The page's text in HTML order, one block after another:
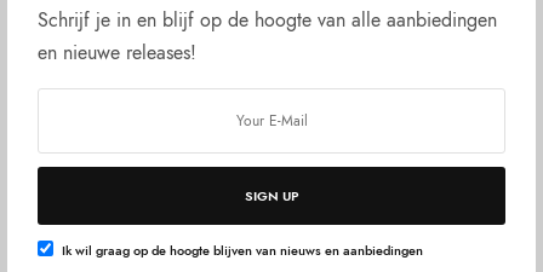
Schrijf je in en blijf op de hoogte van alle aanbiedingen
en nieuwe releases!
SIGN UP
Ik wil graag op de hoogte blijven van nieuws en aanbiedingen
Beschrijving
100% katoen. 100% fair wear. Regular fit.
Voor de afmeting per maat, selecteer eerst de maat en klik
dan op “extra informatie”